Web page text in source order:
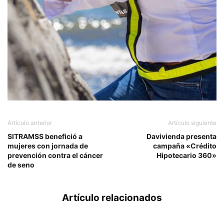
Artículo anterior
SITRAMSS benefició a
mujeres con jornada de
prevención contra el cáncer
de seno
Artículo siguiente
Davivienda presenta
campaña «Crédito
Hipotecario 360»
Artículo relacionados